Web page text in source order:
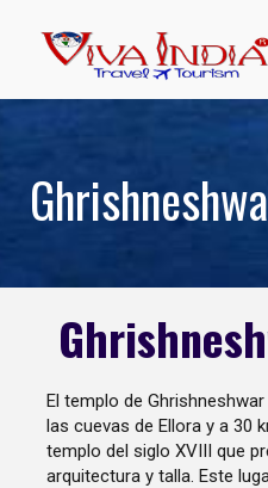
El templo de
las cuevas de Ellora y a 30
templo del siglo XVIII que
arquitectura y talla. Este